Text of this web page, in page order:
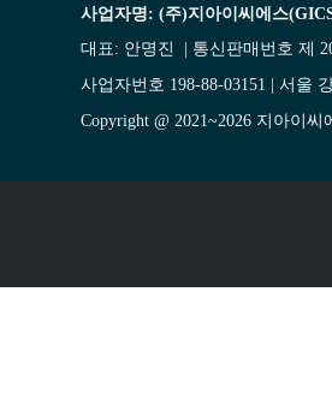
사업자명: (주)지아이씨에스
대표: 안명진 | 통신판매번호 제
사업자번호 198-88-03151 | 서울
Copyright @ 2021~2026 지아이씨